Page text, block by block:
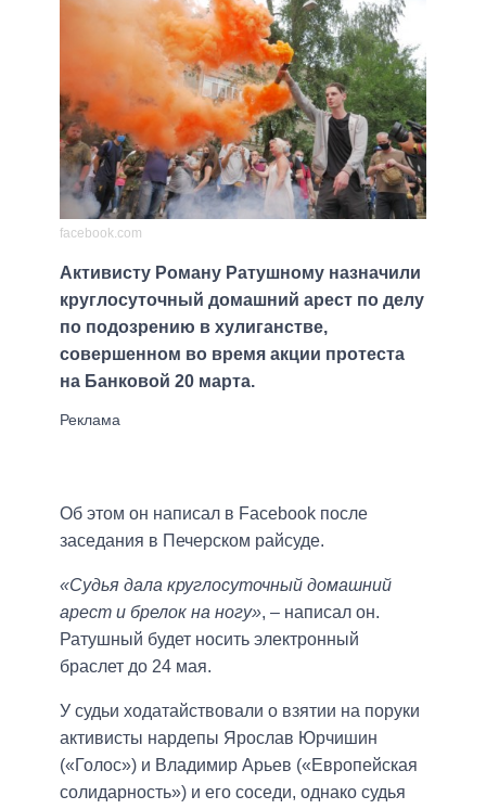
facebook.com
Активисту Роману Ратушному назначили
круглосуточный домашний арест по делу
по подозрению в хулиганстве,
совершенном во время акции протеста
на Банковой 20 марта.
Об этом он написал в Facebook после
заседания в Печерском райсуде.
«Судья дала круглосуточный домашний
арест и брелок на ногу», – написал он.
Ратушный будет носить электронный
браслет до 24 мая.
У судьи ходатайствовали о взятии на поруки
активисты нардепы Ярослав Юрчишин
(«Голос») и Владимир Арьев («Европейская
солидарность») и его соседи, однако судья